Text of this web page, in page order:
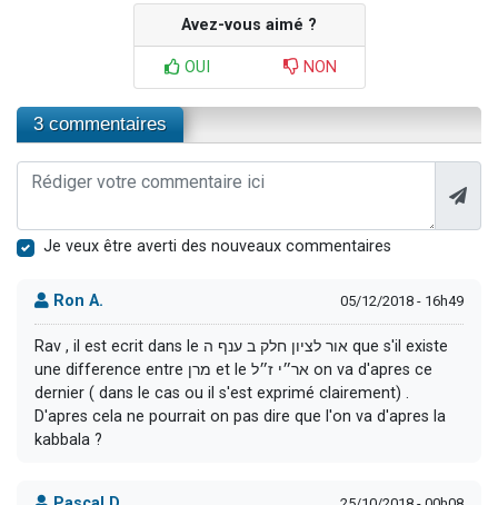
Avez-vous aimé ?
OUI NON
3 commentaires
Je veux être averti des nouveaux commentaires
Ron A. 05/12/2018 - 16h49
Rav , il est ecrit dans le אור לציון חלק ב ענף ה que s'il existe
une difference entre מרן et le אר״י ז״ל on va d'apres ce
dernier ( dans le cas ou il s'est exprimé clairement) .
D'apres cela ne pourrait on pas dire que l'on va d'apres la
kabbala ?